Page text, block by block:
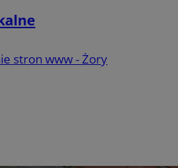
stron www - Żory